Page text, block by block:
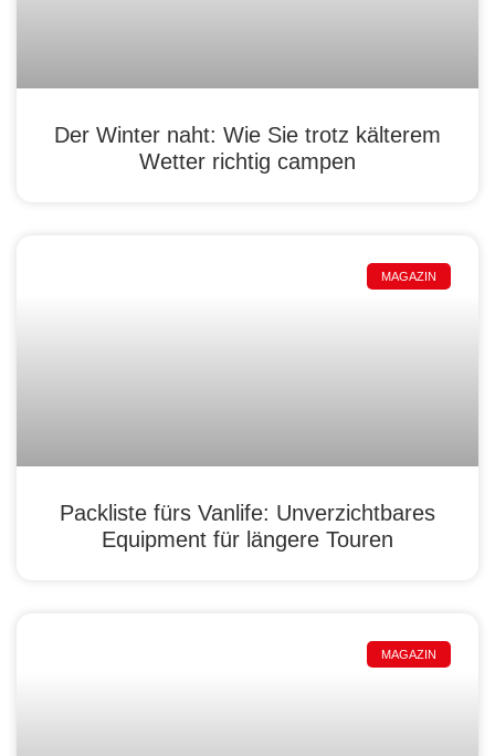
Der Winter naht: Wie Sie trotz kälterem
Wetter richtig campen
MAGAZIN
Packliste fürs Vanlife: Unverzichtbares
Equipment für längere Touren
MAGAZIN